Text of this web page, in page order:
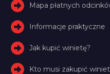
Mapa płatnych
Informacje praktyczne
Jak kupić winietę?
Kto musi zakupić